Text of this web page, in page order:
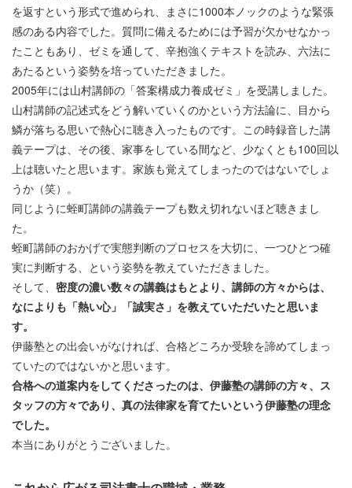
を返すという形式で進められ、まさに1000本ノックのような緊張
感のある内容でした。質問に備えるためには予習が欠かせなかっ
たこともあり、ゼミを通して、辛抱強くテキストを読み、六法に
あたるという姿勢を培っていただきました。
2005年には山村講師の「答案構成力養成ゼミ」を受講しました。
山村講師の記述式をどう解いていくのかという方法論に、目から
鱗が落ちる思いで熱心に聴き入ったものです。この時録音した講
義テープは、その後、家事をしている間など、少なくとも100回以
上は聴いたと思います。家族も覚えてしまったのではないでしょ
うか（笑）。
同じように蛭町講師の講義テープも数え切れないほど聴きまし
た。
蛭町講師のおかげで実態判断のプロセスを大切に、一つひとつ確
実に判断する、という姿勢を教えていただきました。
そして、 密度の濃い数々の講義はもとより、講師の方々からは、
なによりも「熱い心」「誠実さ」を教えていただいたと思いま
す。
伊藤塾との出会いがなければ、合格どころか受験を諦めてしまっ
ていたのではないかと思います。
合格への道案内をしてくださったのは、伊藤塾の講師の方々、ス
タッフの方々であり、真の法律家を育てたいという伊藤塾の理念
でした。
本当にありがとうございました。